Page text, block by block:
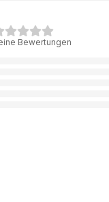
Stahl verzinkt
Bewertungen